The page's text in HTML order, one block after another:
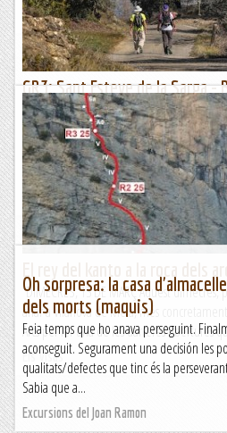
Aire de Muntanyes
GR3: Sant Esteve de la Sarga -
Horts
Una nova etapa del GR3, arribant a la vall
Ribagorçana i deixant definitivament
estat una etapa fàcil i curta però molt...
Blog de muntanya
DIMECRES, 13 DE MARÇ Aquest dimecres,
anar a Vilanova de Meià, més concretament
Arcs per fer una de les darreres obertures
Els Visas
Oh sorpresa: la casa
dels morts (maquis)
Feia temps que ho anava perseguint.
aconseguit. Segurament una decisión les
qualitats/defectes que tinc és la
Sabia que a...
Excursions del Joan Ramon